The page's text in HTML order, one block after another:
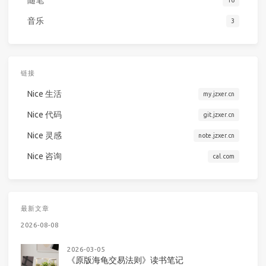
音乐 3
链接
Nice 生活 my.jzxer.cn
Nice 代码 git.jzxer.cn
Nice 灵感 note.jzxer.cn
Nice 咨询 cal.com
最新文章
2026-08-08
2026-03-05
《原版海龟交易法则》读书笔记